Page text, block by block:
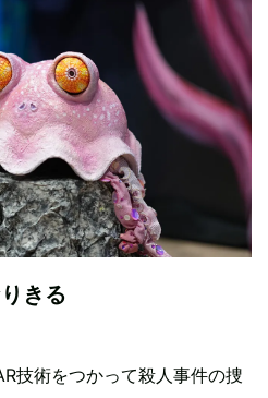
きる
技術をつかって殺人事件の捜